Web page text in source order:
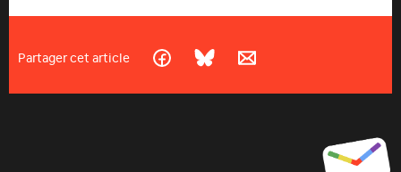
Partager cet article